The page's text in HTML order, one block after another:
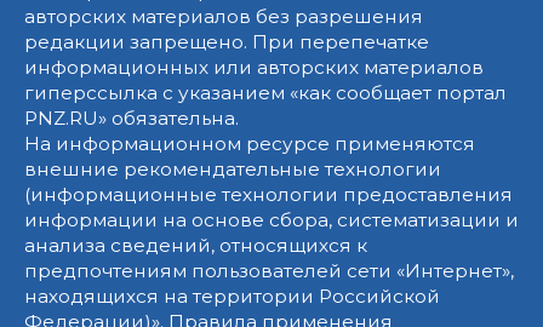
авторских материалов без разрешения
редакции запрещено. При перепечатке
информационных или авторских материалов
гиперссылка с указанием «как сообщает портал
PNZ.RU» обязательна.
На информационном ресурсе применяются
внешние рекомендательные технологии
(информационные технологии предоставления
информации на основе сбора, систематизации и
анализа сведений, относящихся к
предпочтениям пользователей сети «Интернет»,
находящихся на территории Российской
Федерации)». Правила применения